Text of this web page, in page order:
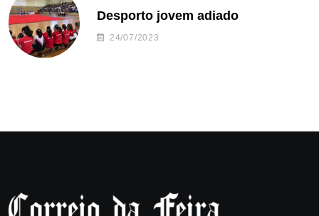
Desporto jovem adiado
24/07/2023